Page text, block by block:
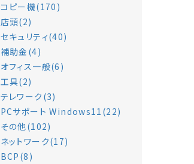
コピー機(170)
店頭(2)
セキュリティ(40)
補助金(4)
オフィス一般(6)
工具(2)
テレワーク(3)
PCサポート Windows11(22)
その他(102)
ネットワーク(17)
BCP(8)